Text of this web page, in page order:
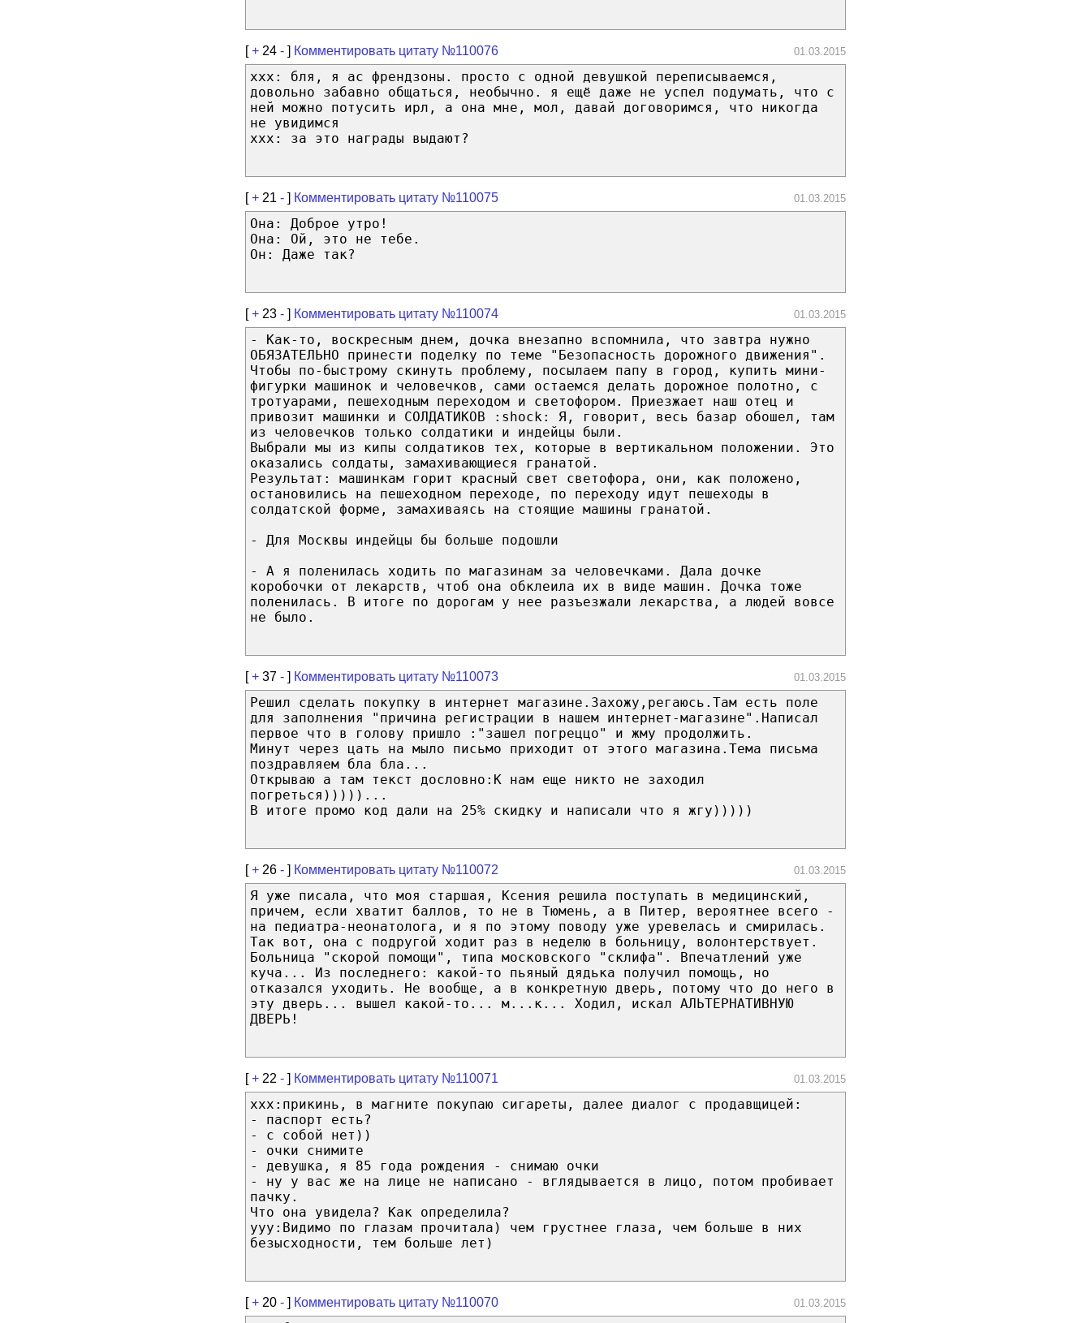
[+ 24 - ] Комментировать цитату №110076 01.03.2015
xxx: бля, я ас френдзоны. просто с одной девушкой переписываемся,
довольно забавно общаться, необычно. я ещё даже не успел подумать, что с
ней можно потусить ирл, а она мне, мол, давай договоримся, что никогда
не увидимся
xxx: за это награды выдают?
[+ 21 - ] Комментировать цитату №110075 01.03.2015
Она: Доброе утро!
Она: Ой, это не тебе.
Он: Даже так?
[+ 23 - ] Комментировать цитату №110074 01.03.2015
- Как-то, воскресным днем, дочка внезапно вспомнила, что завтра нужно
ОБЯЗАТЕЛЬНО принести поделку по теме "Безопасность дорожного движения".
Чтобы по-быстрому скинуть проблему, посылаем папу в город, купить мини-
фигурки машинок и человечков, сами остаемся делать дорожное полотно, с
тротуарами, пешеходным переходом и светофором. Приезжает наш отец и
привозит машинки и СОЛДАТИКОВ :shock: Я, говорит, весь базар обошел, там
из человечков только солдатики и индейцы были.
Выбрали мы из кипы солдатиков тех, которые в вертикальном положении. Это
оказались солдаты, замахивающиеся гранатой.
Результат: машинкам горит красный свет светофора, они, как положено,
остановились на пешеходном переходе, по переходу идут пешеходы в
солдатской форме, замахиваясь на стоящие машины гранатой.
- Для Москвы индейцы бы больше подошли
- А я поленилась ходить по магазинам за человечками. Дала дочке
коробочки от лекарств, чтоб она обклеила их в виде машин. Дочка тоже
поленилась. В итоге по дорогам у нее разъезжали лекарства, а людей вовсе
не было.
[+ 37 - ] Комментировать цитату №110073 01.03.2015
Решил сделать покупку в интернет магазине.Захожу,регаюсь.Там есть поле
для заполнения "причина регистрации в нашем интернет-магазине".Написал
первое что в голову пришло :"зашел погреццо" и жму продолжить.
Минут через цать на мыло письмо приходит от этого магазина.Тема письма
поздравляем бла бла...
Открываю а там текст дословно:К нам еще никто не заходил
погреться)))))...
В итоге промо код дали на 25% скидку и написали что я жгу)))))
[+ 26 - ] Комментировать цитату №110072 01.03.2015
Я уже писала, что моя старшая, Ксения решила поступать в медицинский,
причем, если хватит баллов, то не в Тюмень, а в Питер, вероятнее всего -
на педиатра-неонатолога, и я по этому поводу уже уревелась и смирилась.
Так вот, она с подругой ходит раз в неделю в больницу, волонтерствует.
Больница "скорой помощи", типа московского "склифа". Впечатлений уже
куча... Из последнего: какой-то пьяный дядька получил помощь, но
отказался уходить. Не вообще, а в конкретную дверь, потому что до него в
эту дверь... вышел какой-то... м...к... Ходил, искал АЛЬТЕРНАТИВНУЮ
ДВЕРЬ!
[+ 22 - ] Комментировать цитату №110071 01.03.2015
xxx:прикинь, в магните покупаю сигареты, далее диалог с продавщицей:
- паспорт есть?
- с собой нет))
- очки снимите
- девушка, я 85 года рождения - снимаю очки
- ну у вас же на лице не написано - вглядывается в лицо, потом пробивает
пачку.
Что она увидела? Как определила?
yyy:Видимо по глазам прочитала) чем грустнее глаза, чем больше в них
безысходности, тем больше лет)
[+ 20 - ] Комментировать цитату №110070 01.03.2015